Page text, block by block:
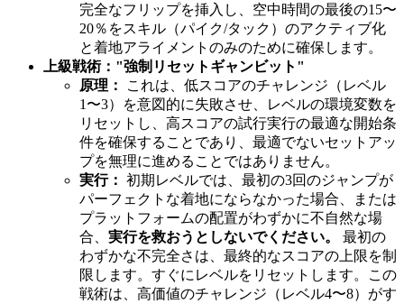
完全なフリップを挿入し、空中時間の最後の15〜
20％をスキル（パイク/タック）のアクティブ化
と着地アライメントのみのために確保します。
上級戦術："強制リセットギャンビット"
原理：
これは、低スコアのチャレンジ（レベル
1〜3）を意図的に失敗させ、レベルの環境変数を
リセットし、高スコアの試行実行の最適な開始条
件を確保することであり、最適でないセットアッ
プを無理に進めることではありません。
実行： 初期レベルでは、最初の3回のジャンプが
パーフェクトな着地にならなかった場合、または
プラットフォームの配置がわずかに不自然な場
合、 実行を救おうとしないでください。
最初の
わずかな不完全さは、最終的なスコアの上限を制
限します。すぐにレベルをリセットします。この
戦術は、高価値のチャレンジ（レベル4〜8）がす